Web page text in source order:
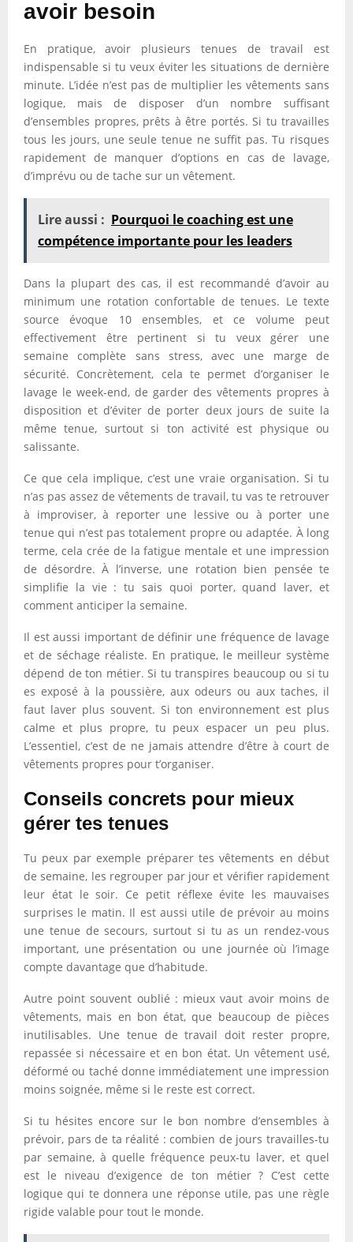
avoir besoin
En pratique, avoir plusieurs tenues de travail est
indispensable si tu veux éviter les situations de dernière
minute. L’idée n’est pas de multiplier les vêtements sans
logique, mais de disposer d’un nombre suffisant
d’ensembles propres, prêts à être portés. Si tu travailles
tous les jours, une seule tenue ne suffit pas. Tu risques
rapidement de manquer d’options en cas de lavage,
d’imprévu ou de tache sur un vêtement.
Lire aussi : Pourquoi le coaching est une
compétence importante pour les leaders
Dans la plupart des cas, il est recommandé d’avoir au
minimum une rotation confortable de tenues. Le texte
source évoque 10 ensembles, et ce volume peut
effectivement être pertinent si tu veux gérer une
semaine complète sans stress, avec une marge de
sécurité. Concrètement, cela te permet d’organiser le
lavage le week-end, de garder des vêtements propres à
disposition et d’éviter de porter deux jours de suite la
même tenue, surtout si ton activité est physique ou
salissante.
Ce que cela implique, c’est une vraie organisation. Si tu
n’as pas assez de vêtements de travail, tu vas te retrouver
à improviser, à reporter une lessive ou à porter une
tenue qui n’est pas totalement propre ou adaptée. À long
terme, cela crée de la fatigue mentale et une impression
de désordre. À l’inverse, une rotation bien pensée te
simplifie la vie : tu sais quoi porter, quand laver, et
comment anticiper la semaine.
Il est aussi important de définir une fréquence de lavage
et de séchage réaliste. En pratique, le meilleur système
dépend de ton métier. Si tu transpires beaucoup ou si tu
es exposé à la poussière, aux odeurs ou aux taches, il
faut laver plus souvent. Si ton environnement est plus
calme et plus propre, tu peux espacer un peu plus.
L’essentiel, c’est de ne jamais attendre d’être à court de
vêtements propres pour t’organiser.
Conseils concrets pour mieux
gérer tes tenues
Tu peux par exemple préparer tes vêtements en début
de semaine, les regrouper par jour et vérifier rapidement
leur état le soir. Ce petit réflexe évite les mauvaises
surprises le matin. Il est aussi utile de prévoir au moins
une tenue de secours, surtout si tu as un rendez-vous
important, une présentation ou une journée où l’image
compte davantage que d’habitude.
Autre point souvent oublié : mieux vaut avoir moins de
vêtements, mais en bon état, que beaucoup de pièces
inutilisables. Une tenue de travail doit rester propre,
repassée si nécessaire et en bon état. Un vêtement usé,
déformé ou taché donne immédiatement une impression
moins soignée, même si le reste est correct.
Si tu hésites encore sur le bon nombre d’ensembles à
prévoir, pars de ta réalité : combien de jours travailles-tu
par semaine, à quelle fréquence peux-tu laver, et quel
est le niveau d’exigence de ton métier ? C’est cette
logique qui te donnera une réponse utile, pas une règle
rigide valable pour tout le monde.